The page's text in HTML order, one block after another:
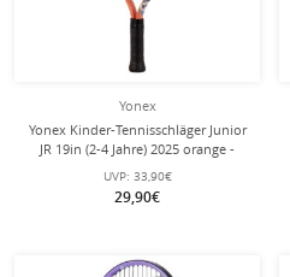
Yonex
Yonex Kinder-Tennisschläger Junior
JR 19in (2-4 Jahre) 2025 orange -
besaitet -
UVP: 33,90€
29,90€